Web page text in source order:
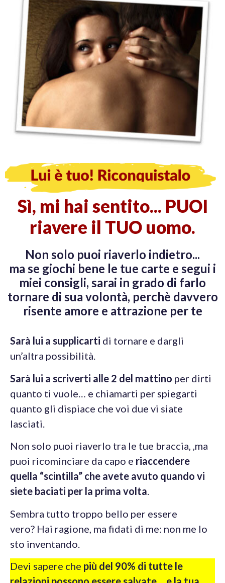
Sì, mi hai sentito... PUOI
riavere il TUO uomo.
Non solo puoi riaverlo indietro...
ma se giochi bene le tue carte e segui i
miei consigli, sarai in grado di farlo
tornare di sua volontà, perchè davvero
risente amore e attrazione per te
Sarà lui a supplicarti di tornare e dargli
un’altra possibilità.
Sarà lui a scriverti alle 2 del mattino per dirti
quanto ti vuole… e chiamarti per spiegarti
quanto gli dispiace che voi due vi siate
lasciati.
Non solo puoi riaverlo tra le tue braccia, ,ma
puoi ricominciare da capo e riaccendere
quella “scintilla” che avete avuto quando vi
siete baciati per la prima volta.
Sembra tutto troppo bello per essere
vero? Hai ragione, ma fidati di me: non me lo
sto inventando.
Devi sapere che più del 90% di tutte le